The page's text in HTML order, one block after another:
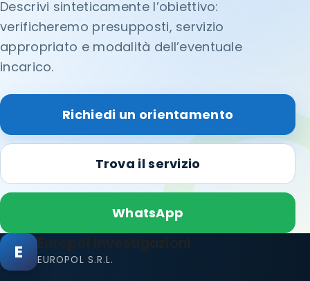
Descrivi sinteticamente l’obiettivo:
verificheremo presupposti, servizio
appropriato e modalità dell’eventuale
incarico.
Richiedi un orientamento
Trova il servizio
WhatsApp
E Europol Investigazioni
EUROPOL S.R.L.